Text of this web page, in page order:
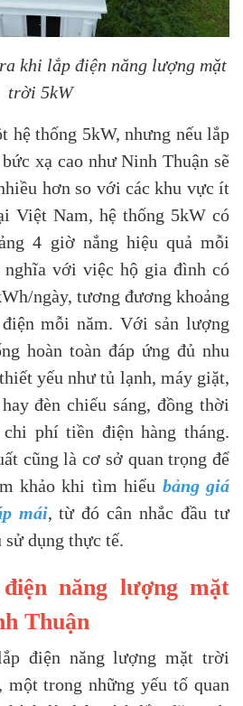
khi lắp điện năng lượng mặt
trời 5kW
hệ thống 5kW, nhưng nếu lắp
xạ cao như Ninh Thuận sẽ
hơn so với các khu vực ít
Việt Nam, hệ thống 5kW có
4 giờ nắng hiệu quả mỗi
nghĩa với việc hộ gia đình có
ngày, tương đương khoảng
mỗi năm. Với sản lượng
hoàn toàn đáp ứng đủ nhu
yếu như tủ lạnh, máy giặt,
đèn chiếu sáng, đồng thời
phí tiền điện hàng tháng.
cũng là cơ sở quan trọng để
khảo khi tìm hiểu bảng giá
mái, từ đó cân nhắc đầu tư
dụng thực tế.
năng lượng mặt
Thuận
điện năng lượng mặt trời
trong những yếu tố quan